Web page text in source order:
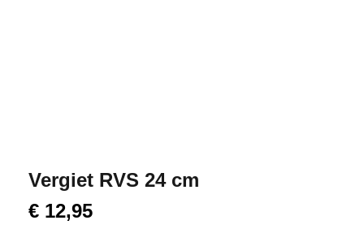
Vergiet RVS 24 cm
€ 12,95